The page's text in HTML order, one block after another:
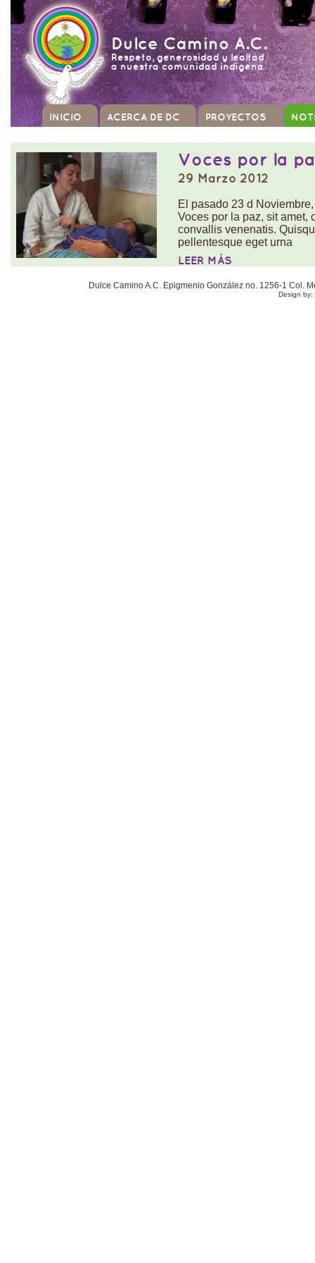
Dulce Camino A.C.
Respeto, generosidad y lealtad
a nuestra comunidad indígena
INICIO ACERCA DE DC PROYECTOS
Voces por la
29 Marzo 2012
El pasado 23 d
Voces por la paz, sit amet,
convallis venenatis.
pellentesque eget urna
LEER MÁS
Dulce Camino A.C. Epigmenio González no. 1256-1 Col.
Design by: